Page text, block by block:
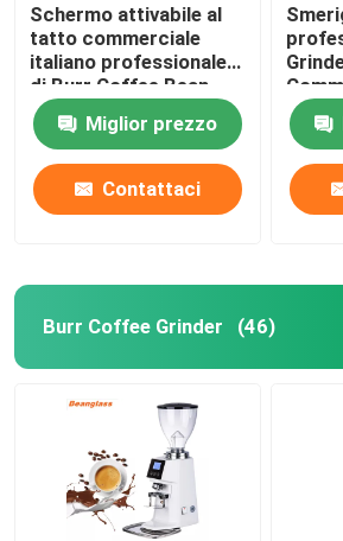
Schermo attivabile al
tatto commerciale
italiano professionale
di Burr Coffee Bean
Grinder With LED
Miglior prezzo
Contattaci
caffè
Burr Coffee Grinder (46)